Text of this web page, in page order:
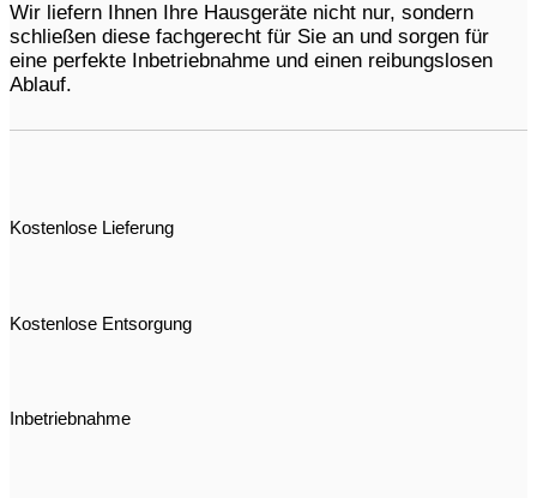
Wir liefern Ihnen Ihre Hausgeräte nicht nur, sondern
schließen diese fachgerecht für Sie an und sorgen für
eine perfekte Inbetriebnahme und einen reibungslosen
Ablauf.
Kostenlose Lieferung
Kostenlose Entsorgung
Inbetriebnahme